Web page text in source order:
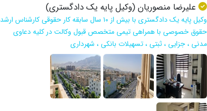
علیرضا منصوریان (وکیل پایه یک دادگستری)
وکیل پایه یک دادگستری با بیش از ١٠ سال سابقه کار حقوقی کارشناس ارشد
حقوق خصوصی با همراهی تیمی متخصص قبول وکالت در کلیه دعاوی
مدنی ، جزایی ، ثبتی ، تسهیلات بانکی ، شهرداری